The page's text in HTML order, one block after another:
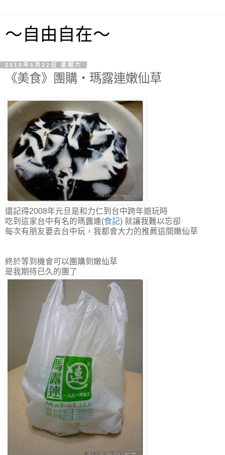
～自由自在～
2010年5月22日 星期六
《美食》團購‧瑪露連嫩仙草
還記得2008年元旦是和力仁到台中跨年遊玩時
吃到這家台中有名的瑪露連(食記) 就讓我難以忘卻
每次有朋友要去台中玩，我都會大力的推薦這間嫩仙草
終於等到機會可以團購到嫩仙草
是我期待已久的團了